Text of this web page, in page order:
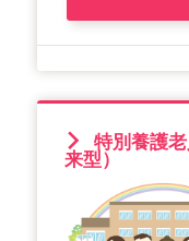
特別養護
来型）